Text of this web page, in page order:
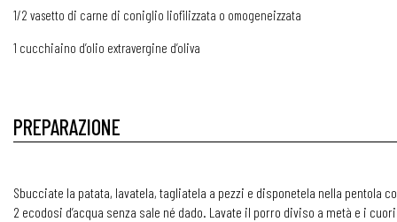
1/2 vasetto di carne di coniglio liofilizzata o omogeneizzata
1 cucchiaino d’olio extravergine d’oliva
PREPARAZIONE
Sbucciate la patata, lavatela, tagliatela a pezzi e disponetela nella pentola
2 ecodosi d’acqua senza sale né dado. Lavate il porro diviso a metà e i